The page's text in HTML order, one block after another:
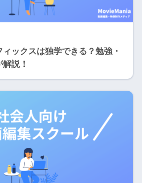
ックスは独学できる？勉強・
説！